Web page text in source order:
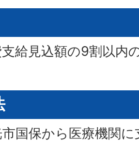
給見込額の9割以内
国保から医療機関